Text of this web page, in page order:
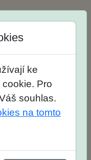
ke
Pro
souhlas.
na tomto